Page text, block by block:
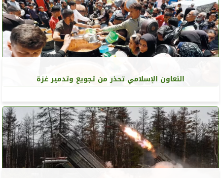
التعاون الإسلامي تحذر من تجويع وتدمير غزة